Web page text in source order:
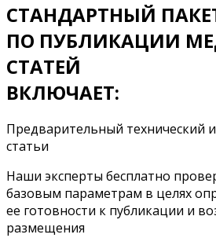
СТАНДАРТНЫЙ
ПО ПУБЛИКАЦИИ
СТАТЕЙ
ВКЛЮЧАЕТ:
Предварительный технический
статьи
Наши эксперты бесплатно
базовым параметрам в целях
ее готовности к публикации и
размещения